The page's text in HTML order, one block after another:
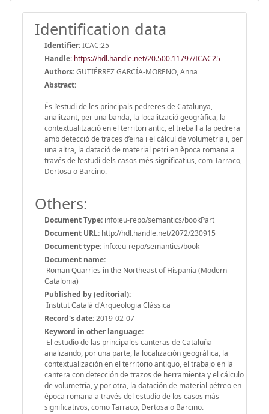
Identification data
Identifier:ICAC:25
Handle: https://hdl.handle.net/20.500.11797/ICAC25
Authors:GUTIÉRREZ GARCÍA-MORENO, Anna
Abstract:
És l’estudi de les principals pedreres de Catalunya,
analitzant, per una banda, la localització geogràfica, la
contextualització en el territori antic, el treball a la pedrera
amb detecció de traces d’eina i el càlcul de volumetria i, per
una altra, la datació de material petri en època romana a
través de l’estudi dels casos més significatius, com Tarraco,
Dertosa o Barcino.
Others:
Document Type: info:eu-repo/semantics/bookPart
Document URL: http://hdl.handle.net/2072/230915
Document type: info:eu-repo/semantics/book
Document name:
Roman Quarries in the Northeast of Hispania (Modern
Catalonia)
Published by (editorial):
Institut Català d'Arqueologia Clàssica
Record's date:2019-02-07
Keyword in other language:
El estudio de las principales canteras de Cataluña
analizando, por una parte, la localización geográfica, la
contextualización en el territorio antiguo, el trabajo en la
cantera con detección de trazos de herramienta y el cálculo
de volumetría, y por otra, la datación de material pétreo en
época romana a través del estudio de los casos más
significativos, como Tarraco, Dertosa o Barcino.